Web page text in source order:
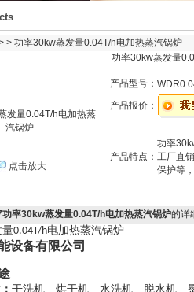
> 功率30kw蒸发量0.04T/h电加热蒸汽锅炉
功率30kw蒸发量
点击放大
产品型号：
产品报价：
产品特点：
功率
工厂直
保护等
率30kw蒸发量0.04T/h电加热蒸汽锅炉的详
量0.04T/h电加热蒸汽锅炉
设备有限公司
干洗机、烘干机、水洗机、脱水机、